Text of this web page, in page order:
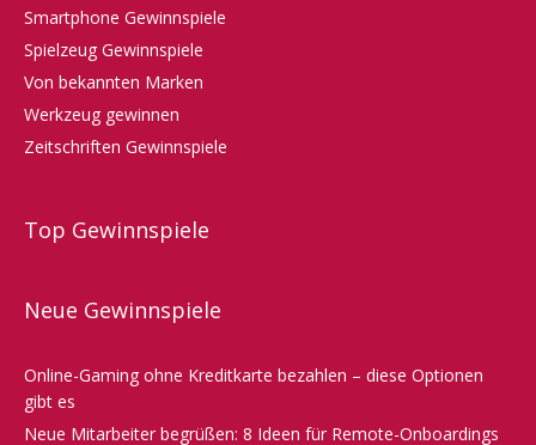
Smartphone Gewinnspiele
Spielzeug Gewinnspiele
Von bekannten Marken
Werkzeug gewinnen
Zeitschriften Gewinnspiele
Top Gewinnspiele
Neue Gewinnspiele
Online-Gaming ohne Kreditkarte bezahlen – diese Optionen
gibt es
Neue Mitarbeiter begrüßen: 8 Ideen für Remote-Onboardings